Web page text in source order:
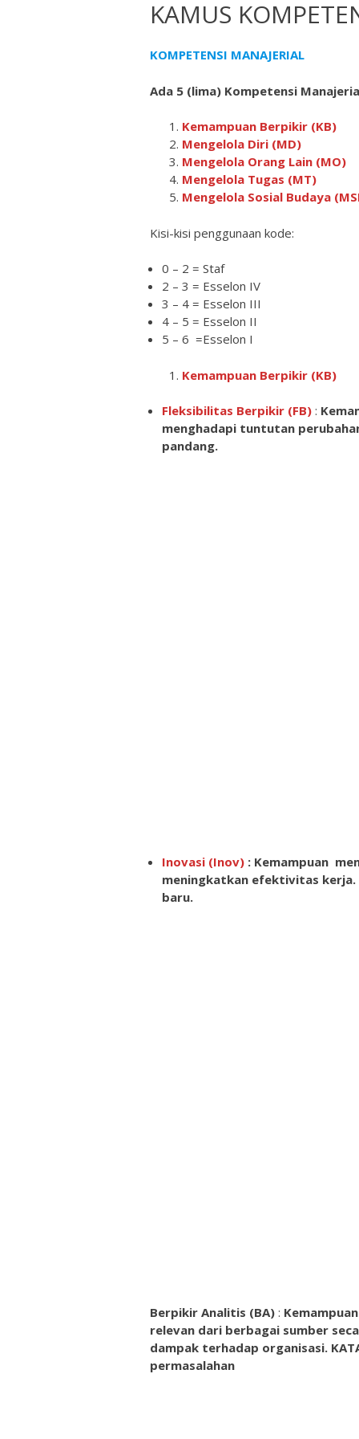
KAMUS
KOMPETENSI MANAJERIAL
Ada 5 (lima) Kompetensi
Kemampuan Berpikir (KB)
Mengelola Diri (MD)
Mengelola Orang Lain (MO)
Mengelola Tugas (MT)
Mengelola Sosial Budaya
Kisi-kisi penggunaan kode:
0 – 2 = Staf
2 – 3 = Esselon IV
3 – 4 = Esselon III
4 – 5 = Esselon II
5 – 6 =Esselon I
Kemampuan Berpikir (KB)
Fleksibilitas Berpikir (FB) :
menghadapi tuntutan
pandang.
Inovasi (Inov) : Kemampuan
meningkatkan efektivitas kerja.
baru.
Berpikir Analitis (BA) :
relevan dari berbagai sumber
dampak terhadap organisasi.
permasalahan